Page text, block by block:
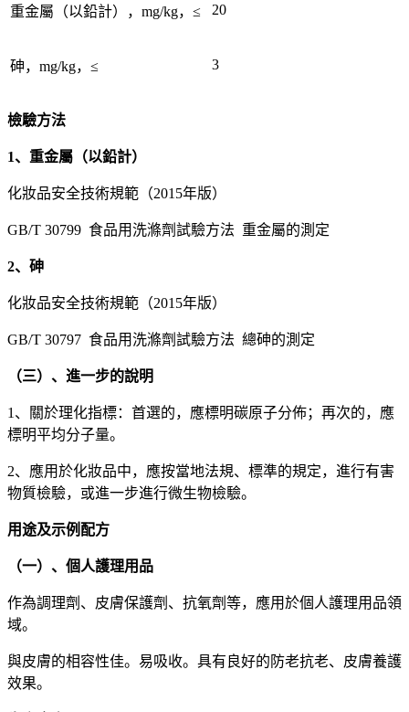
重金屬（以鉛計），mg/kg，≤ 20
砷，mg/kg，≤ 3
檢驗方法
1、重金屬（以鉛計）
化妝品安全技術規範（2015年版）
GB/T 30799 食品用洗滌劑試驗方法 重金屬的測定
2、砷
化妝品安全技術規範（2015年版）
GB/T 30797 食品用洗滌劑試驗方法 總砷的測定
（三）、進一步的說明
1、關於理化指標：首選的，應標明碳原子分佈；再次的，應
標明平均分子量。
2、應用於化妝品中，應按當地法規、標準的規定，進行有害
物質檢驗，或進一步進行微生物檢驗。
用途及示例配方
（一）、個人護理用品
作為調理劑、皮膚保護劑、抗氧劑等，應用於個人護理用品領
域。
與皮膚的相容性佳。易吸收。具有良好的防老抗老、皮膚養護
效果。